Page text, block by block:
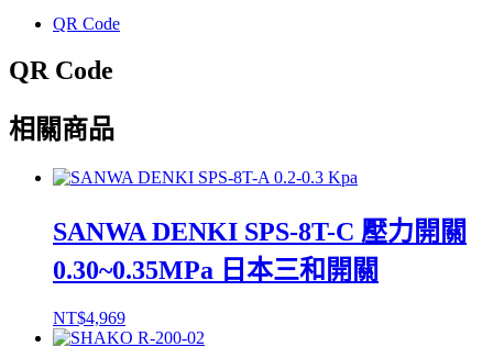
QR Code
QR Code
相關商品
SANWA DENKI SPS-8T-C 壓力開關
0.30~0.35MPa 日本三和開關
NT$4,969